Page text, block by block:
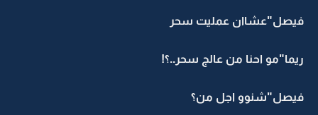
فيصل"عشاان عمليت سحر
ريما"مو احنا من عالج سحر..؟!
فيصل"شنوو اجل من؟